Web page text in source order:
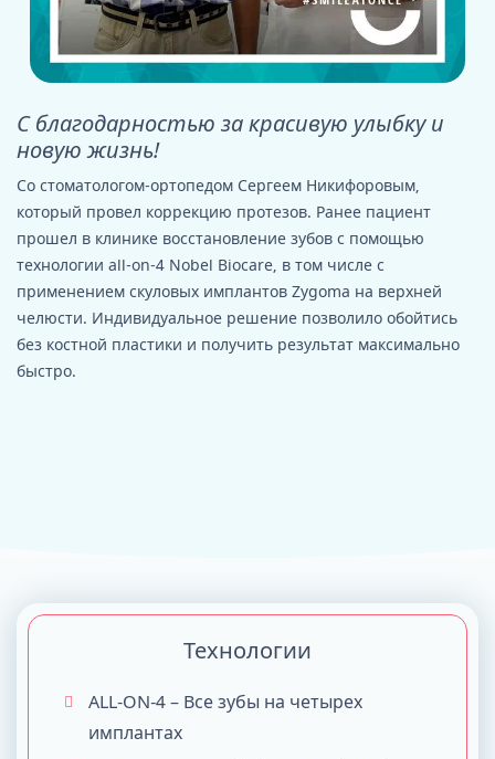
С благодарностью за красивую улыбку и
новую жизнь!
Со стоматологом-ортопедом Сергеем Никифоровым,
который провел коррекцию протезов. Ранее пациент
прошел в клинике восстановление зубов с помощью
технологии all-on-4 Nobel Biocare, в том числе с
применением скуловых имплантов Zygoma на верхней
челюсти. Индивидуальное решение позволило обойтись
без костной пластики и получить результат максимально
быстро.
Технологии
ALL-ON-4 – Все зубы на четырех
имплантах